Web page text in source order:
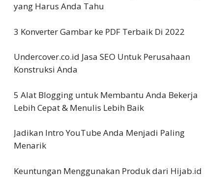
yang Harus Anda Tahu
3 Konverter Gambar ke PDF Terbaik Di 2022
Undercover.co.id Jasa SEO Untuk Perusahaan
Konstruksi Anda
5 Alat Blogging untuk Membantu Anda Bekerja
Lebih Cepat & Menulis Lebih Baik
Jadikan Intro YouTube Anda Menjadi Paling
Menarik
Keuntungan Menggunakan Produk dari Hijab.id